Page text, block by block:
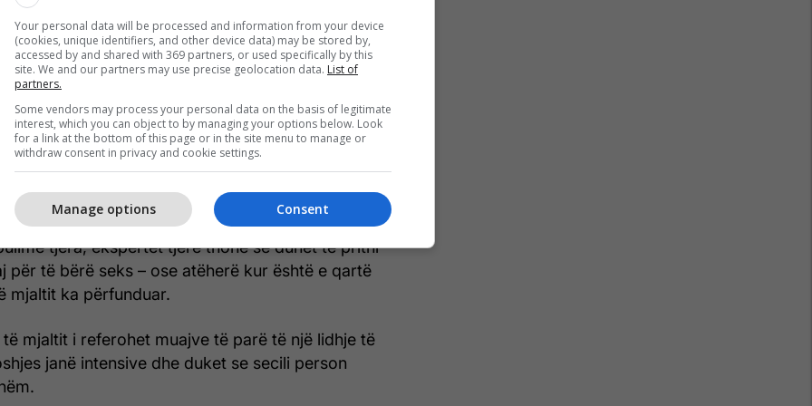
mund të jetë një darkë plus një pasdite e
e kështu me radhë derisa t’i mbushni 36 orë.
kjo merr disa javë kohë.
gjatë se kaq për të bërë seks, siç thotë ai, dëshira
seks mund të shuhet.
muaj
tjera, ekspertët tjerë thonë se duhet të pritni
për të bërë seks – ose atëherë kur është e qartë
mjaltit ka përfunduar.
të mjaltit i referohet muajve të parë të një lidhje të
janë intensive dhe duket se secili person
Your personal data will be processed and information from your device
(cookies, unique identifiers, and other device data) may be stored by,
accessed by and shared with 369 partners, or used specifically by this
site. We and our partners may use precise geolocation data. List of
partners.
Some vendors may process your personal data on the basis of legitimate
interest, which you can object to by managing your options below. Look
for a link at the bottom of this page or in the site menu to manage or
withdraw consent in privacy and cookie settings.
Consent
Manage options